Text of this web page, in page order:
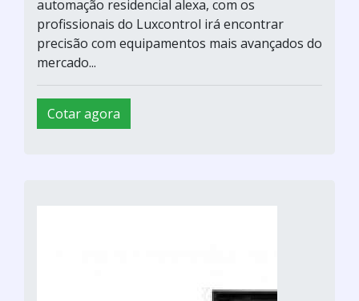
automação residencial alexa, com os
profissionais do Luxcontrol irá encontrar
precisão com equipamentos mais avançados do
mercado...
Cotar agora